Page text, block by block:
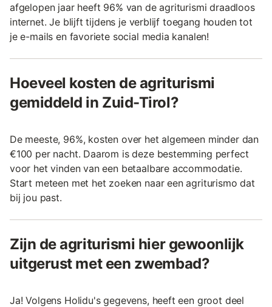
afgelopen jaar heeft 96% van de agriturismi draadloos
internet. Je blijft tijdens je verblijf toegang houden tot
je e-mails en favoriete social media kanalen!
Hoeveel kosten de agriturismi
gemiddeld in Zuid-Tirol?
De meeste, 96%, kosten over het algemeen minder dan
€100 per nacht. Daarom is deze bestemming perfect
voor het vinden van een betaalbare accommodatie.
Start meteen met het zoeken naar een agriturismo dat
bij jou past.
Zijn de agriturismi hier gewoonlijk
uitgerust met een zwembad?
Ja! Volgens Holidu's gegevens, heeft een groot deel